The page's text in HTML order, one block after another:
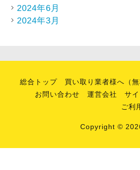
2024年6月
2024年3月
総合トップ 買い取り業者様へ（無
お問い合わせ
運営会社 サ
ご利
Copyright ©